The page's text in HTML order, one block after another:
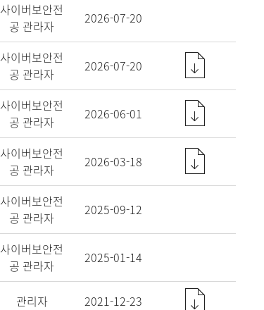
사이버보안전
공 관라자
2026-07-20
사이버보안전
공 관라자
2026-07-20
사이버보안전
공 관라자
2026-06-01
사이버보안전
공 관라자
2026-03-18
사이버보안전
공 관라자
2025-09-12
사이버보안전
공 관라자
2025-01-14
관리자 2021-12-23